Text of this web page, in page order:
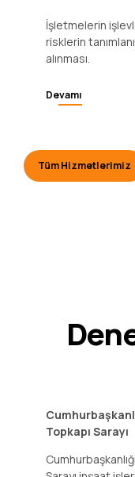
İşletmelerin
risklerin
alınması.
Devamı
Tüm Hizmetlerimiz
Topkapı Sarayı